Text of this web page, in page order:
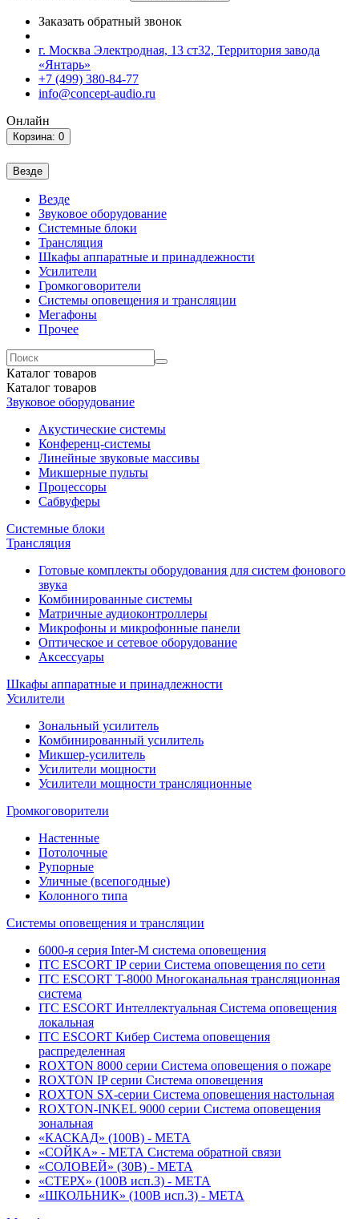
Заказать обратный звонок
г. Москва Электродная, 13 ст32, Территория завода
«Янтарь»
+7 (499) 380-84-77
info@concept-audio.ru
Онлайн
Корзина: 0
Везде
Везде
Звуковое оборудование
Системные блоки
Трансляция
Шкафы аппаратные и принадлежности
Усилители
Громкоговорители
Системы оповещения и трансляции
Мегафоны
Прочее
Каталог товаров
Каталог товаров
Звуковое оборудование
Акустические системы
Конференц-системы
Линейные звуковые массивы
Микшерные пульты
Процессоры
Сабвуферы
Системные блоки
Трансляция
Готовые комплекты оборудования для систем фонового
звука
Комбинированные системы
Матричные аудиоконтроллеры
Микрофоны и микрофонные панели
Оптическое и сетевое оборудование
Аксессуары
Шкафы аппаратные и принадлежности
Усилители
Зональный усилитель
Комбинированный усилитель
Микшер-усилитель
Усилители мощности
Усилители мощности трансляционные
Громкоговорители
Настенные
Потолочные
Рупорные
Уличные (всепогодные)
Колонного типа
Системы оповещения и трансляции
6000-я серия Inter-M система оповещения
ITC ESCORT IP серии Система оповещения по сети
ITC ESCORT T-8000 Многоканальная трансляционная
система
ITC ESCORT Интеллектуальная Система оповещения
локальная
ITC ESCORT Кибер Система оповещения
распределенная
ROXTON 8000 серии Система оповещения о пожаре
ROXTON IP серии Система оповещения
ROXTON SX-серии Система оповещения настольная
ROXTON-INKEL 9000 серии Система оповещения
зональная
«КАСКАД» (100В) - МЕТА
«СОЙКА» - МЕТА Система обратной связи
«СОЛОВЕЙ» (30В) - МЕТА
«СТЕРХ» (100В исп.3) - МЕТА
«ШКОЛЬНИК» (100В исп.3) - МЕТА